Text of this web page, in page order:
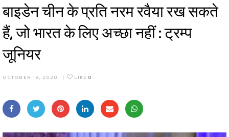
बाइडेन चीन के प्रति नरम रवैया रख सकते
हैं, जो भारत के लिए अच्छा नहीं : ट्रम्प
जूनियर
OCTOBER 19, 2020 | LIKE 0